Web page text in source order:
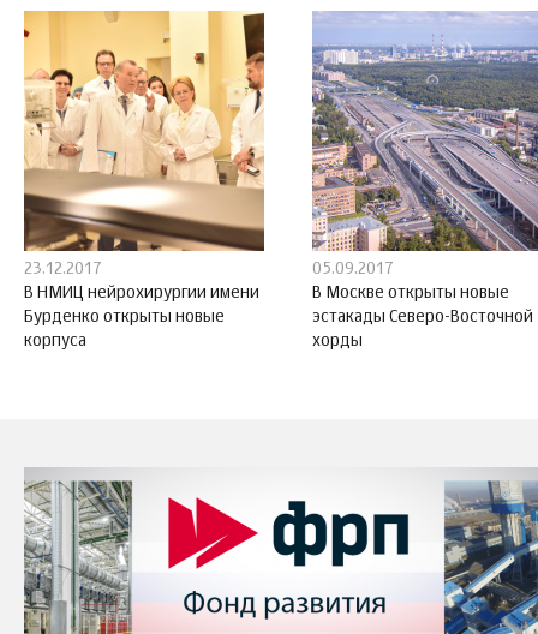
23.12.2017
В НМИЦ нейрохирургии имени
Бурденко открыты новые
корпуса
05.09.2017
В Москве открыты новые
эстакады Северо-Восточной
хорды